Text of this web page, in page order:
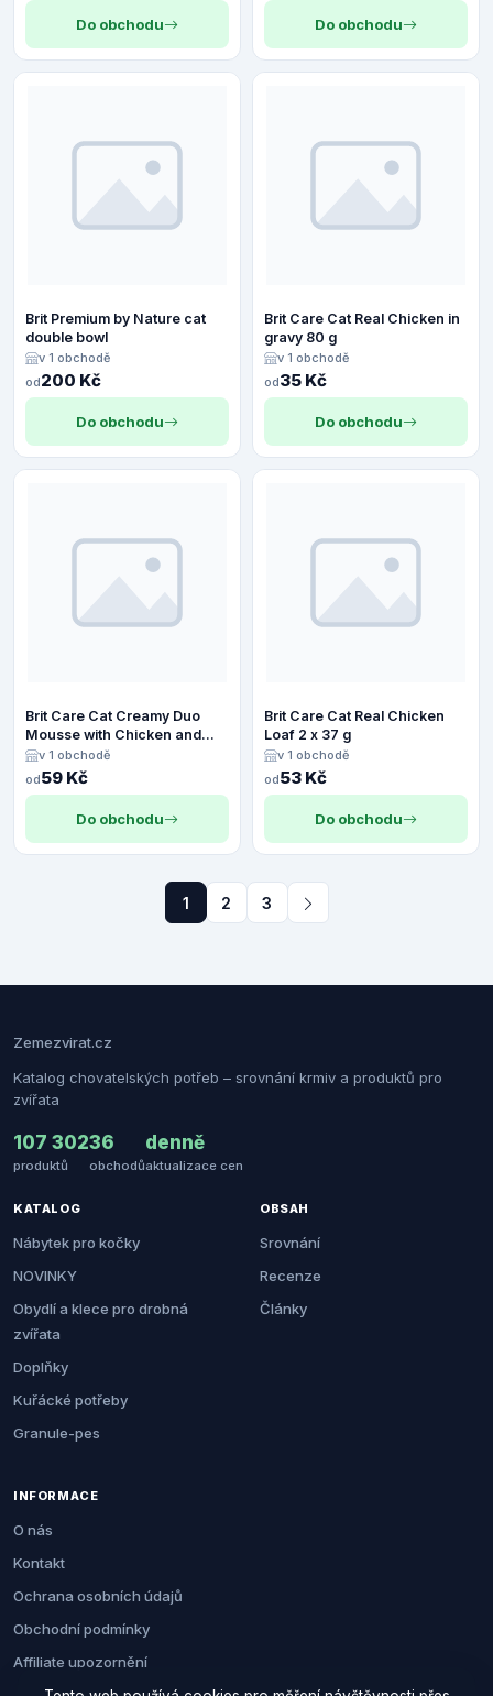
Do obchodu Do obchodu
Brit Premium by Nature cat
double bowl
v 1 obchodě
od200 Kč
Do obchodu
Brit Care Cat Real Chicken in
gravy 80 g
v 1 obchodě
od35 Kč
Do obchodu
Brit Care Cat Creamy Duo
Mousse with Chicken and
Duck 4 x 14 g
v 1 obchodě
od59 Kč
Do obchodu
Brit Care Cat Real Chicken
Loaf 2 x 37 g
v 1 obchodě
od53 Kč
Do obchodu
1 2 3
Zemezvirat.cz
Katalog chovatelských potřeb – srovnání krmiv a produktů pro
zvířata
107 302
produktů
36
obchodů
denně
aktualizace cen
KATALOG
Nábytek pro kočky
NOVINKY
Obydlí a klece pro drobná
zvířata
Doplňky
Kuřácké potřeby
Granule-pes
OBSAH
Srovnání
Recenze
Články
INFORMACE
O nás
Kontakt
Ochrana osobních údajů
Obchodní podmínky
Affiliate upozornění